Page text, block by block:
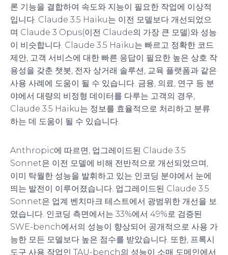
론 기능을 결합하여 속도와 지능이 필요한 작업에 이상적
입니다. Claude 3.5 Haiku는 이전 모델보다 개선되었으
며 Claude 3 Opus(이전 Claude의 가장 큰 모델)와 성능
이 비슷합니다. Claude 3.5 Haiku는 빠르고 정확한 코드
제안, 고객 서비스에 대한 빠른 응답이 필요한 높은 상호 작
용성을 갖춘 챗봇, 전자 상거래 솔루션, 교육 플랫폼과 같은
사용 사례에 도움이 될 수 있습니다. 금융, 의료, 연구 등 분
야에서 대량의 비정형 데이터를 다루는 고객의 경우,
Claude 3.5 Haiku는 정보를 효율적으로 처리하고 분류
하는 데 도움이 될 수 있습니다.
Anthropic에 따르면, 업그레이드된 Claude 3.5
Sonnet은 이전 모델에 비해 전반적으로 개선되었으며,
이미 탁월한 성능을 발휘하고 있는 인코딩 분야에서 눈에
띄는 발전이 이루어졌습니다. 업그레이드된 Claude 3.5
Sonnet은 업계 벤치마크 테스트에서 광범위한 개선을 보
였습니다. 인코딩 측면에서는 33%에서 49%로 검증된
SWE-bench에서의 성능이 향상되어 공개적으로 사용 가
능한 모든 모델보다 높은 점수를 받았습니다. 또한, 프록시
도구 사용 작업인 TAU-bench의 성능이 소매 도메인에서